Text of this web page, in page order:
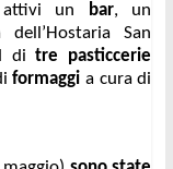
attivi un bar
San
di
formaggi a cura di